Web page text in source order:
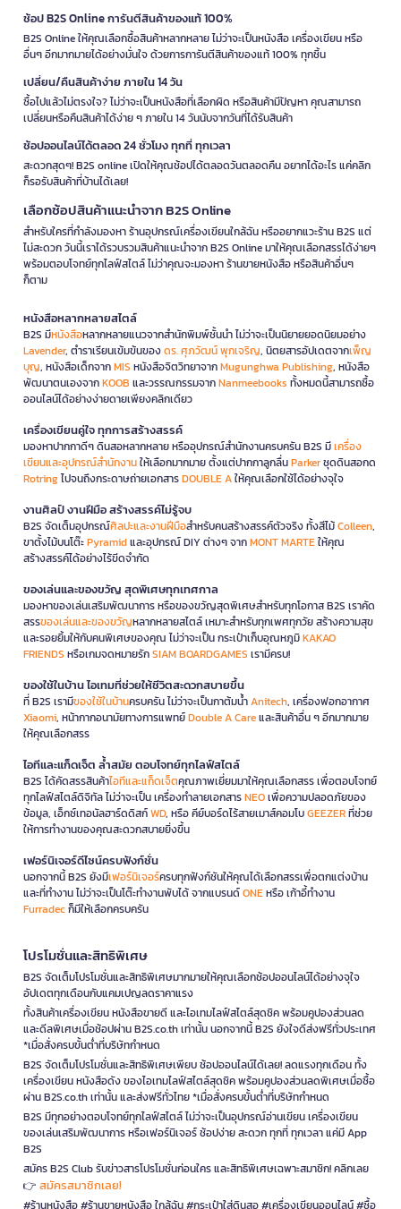
ช้อป B2S Online การันตีสินค้าของแท้ 100%
B2S Online ให้คุณเลือกซื้อสินค้าหลากหลาย ไม่ว่าจะเป็นหนังสือ เครื่องเขียน หรือ
อื่นๆ อีกมากมายได้อย่างมั่นใจ ด้วยการการันตีสินค้าของแท้ 100% ทุกชิ้น
เปลี่ยน/คืนสินค้าง่าย ภายใน 14 วัน
ซื้อไปแล้วไม่ตรงใจ? ไม่ว่าจะเป็นหนังสือที่เลือกผิด หรือสินค้ามีปัญหา คุณสามารถ
เปลี่ยนหรือคืนสินค้าได้ง่าย ๆ ภายใน 14 วันนับจากวันที่ได้รับสินค้า
ช้อปออนไลน์ได้ตลอด 24 ชั่วโมง ทุกที่ ทุกเวลา
สะดวกสุดๆ! B2S online เปิดให้คุณช้อปได้ตลอดวันตลอดคืน อยากได้อะไร แค่คลิก
ก็รอรับสินค้าที่บ้านได้เลย!
เลือกช้อปสินค้าแนะนำจาก B2S Online
สำหรับใครที่กำลังมองหา ร้านอุปกรณ์เครื่องเขียนใกล้ฉัน หรืออยากแวะร้าน B2S แต่
ไม่สะดวก วันนี้เราได้รวบรวมสินค้าแนะนำจาก B2S Online มาให้คุณเลือกสรรได้ง่ายๆ
พร้อมตอบโจทย์ทุกไลฟ์สไตล์ ไม่ว่าคุณจะมองหา ร้านขายหนังสือ หรือสินค้าอื่นๆ
ก็ตาม
หนังสือหลากหลายสไตล์
B2S มีหนังสือหลากหลายแนวจากสำนักพิมพ์ชั้นนำ ไม่ว่าจะเป็นนิยายยอดนิยมอย่าง
Lavender, ตำราเรียนเข้มข้นของดร. ศุภวัฒน์ พุกเจริญ, นิตยสารอัปเดตจากเพ็ญ
บุญ, หนังสือเด็กจากMIS หนังสือจิตวิทยาจากMugunghwa Publishing, หนังสือ
พัฒนาตนเองจากKOOB และวรรณกรรมจากNanmeebooks ทั้งหมดนี้สามารถซื้อ
ออนไลน์ได้อย่างง่ายดายเพียงคลิกเดียว
เครื่องเขียนคู่ใจ ทุกการสร้างสรรค์
มองหาปากกาดีๆ ดินสอหลากหลาย หรืออุปกรณ์สำนักงานครบครัน B2S มีเครื่อง
เขียนและอุปกรณ์สำนักงานให้เลือกมากมาย ตั้งแต่ปากกาลูกลื่นParkerชุดดินสอกด
Rotringไปจนถึงกระดาษถ่ายเอกสารDOUBLE Aให้คุณเลือกใช้ได้อย่างจุใจ
งานศิลป์ งานฝีมือ สร้างสรรค์ไม่รู้จบ
B2S จัดเต็มอุปกรณ์ศิลปะและงานฝีมือสำหรับคนสร้างสรรค์ตัวจริง ทั้งสีไม้Colleen,
ขาตั้งไม้บนโต๊ะPyramidและอุปกรณ์ DIY ต่างๆ จากMONT MARTEให้คุณ
สร้างสรรค์ได้อย่างไร้ขีดจำกัด
ของเล่นและของขวัญ สุดพิเศษทุกเทศกาล
มองหาของเล่นเสริมพัฒนาการ หรือของขวัญสุดพิเศษสำหรับทุกโอกาส B2S เราคัด
สรรของเล่นและของขวัญหลากหลายสไตล์ เหมาะสำหรับทุกเพศทุกวัย สร้างความสุข
และรอยยิ้มให้กับคนพิเศษของคุณ ไม่ว่าจะเป็น กระเป๋าเก็บอุณหภูมิKAKAO
FRIENDS หรือเกมจดหมายรักSIAM BOARDGAMES เรามีครบ!
ของใช้ในบ้าน ไอเทมที่ช่วยให้ชีวิตสะดวกสบายขึ้น
ที่ B2S เรามีของใช้ในบ้านครบครัน ไม่ว่าจะเป็นกาต้มน้ำAnitech, เครื่องฟอกอากาศ
Xiaomi, หน้ากากอนามัยทางการแพทย์Double A Careและสินค้าอื่น ๆ อีกมากมาย
ให้คุณเลือกสรร
ไอทีและแก็ดเจ็ต ล้ำสมัย ตอบโจทย์ทุกไลฟ์สไตล์
B2S ได้คัดสรรสินค้าไอทีและแก็ดเจ็ตคุณภาพเยี่ยมมาให้คุณเลือกสรร เพื่อตอบโจทย์
ทุกไลฟ์สไตล์ดิจิทัล ไม่ว่าจะเป็น เครื่องทำลายเอกสารNEOเพื่อความปลอดภัยของ
ข้อมูล, เอ็กซ์เทอนัลฮาร์ดดิสก์WD, หรือ คีย์บอร์ดไร้สายเมาส์คอมโบGEEZERที่ช่วย
ให้การทำงานของคุณสะดวกสบายยิ่งขึ้น
เฟอร์นิเจอร์ดีไซน์ครบฟังก์ชั่น
นอกจากนี้ B2S ยังมีเฟอร์นิเจอร์ครบทุกฟังก์ชันให้คุณได้เลือกสรรเพื่อตกแต่งบ้าน
และที่ทำงาน ไม่ว่าจะเป็นโต๊ะทำงานพับได้ จากแบรนด์ONEหรือ เก้าอี้ทำงาน
Furradecก็มีให้เลือกครบครัน
โปรโมชั่นและสิทธิพิเศษ
B2S จัดเต็มโปรโมชั่นและสิทธิพิเศษมากมายให้คุณเลือกช้อปออนไลน์ได้อย่างจุใจ
อัปเดตทุกเดือนกับแคมเปญลดราคาแรง
ทั้งสินค้าเครื่องเขียน หนังสือขายดี และไอเทมไลฟ์สไตล์สุดชิค พร้อมคูปองส่วนลด
และดีลพิเศษเมื่อช้อปผ่าน B2S.co.th เท่านั้น นอกจากนี้ B2S ยังใจดีส่งฟรีทั่วประเทศ
*เมื่อสั่งครบขั้นต่ำที่บริษัทกำหนด
B2S จัดเต็มโปรโมชั่นและสิทธิพิเศษเพียบ ช้อปออนไลน์ได้เลย! ลดแรงทุกเดือน ทั้ง
เครื่องเขียน หนังสือดัง ของไอเทมไลฟ์สไตล์สุดชิค พร้อมคูปองส่วนลดพิเศษเมื่อซื้อ
ผ่าน B2S.co.th เท่านั้น และส่งฟรีทั่วไทย *เมื่อสั่งครบขั้นต่ำที่บริษัทกำหนด
B2S มีทุกอย่างตอบโจทย์ทุกไลฟ์สไตล์ ไม่ว่าจะเป็นอุปกรณ์อ่านเขียน เครื่องเขียน
ของเล่นเสริมพัฒนาการ หรือเฟอร์นิเจอร์ ช้อปง่าย สะดวก ทุกที่ ทุกเวลา แค่มี App
B2S
สมัคร B2S Club รับข่าวสารโปรโมชั่นก่อนใคร และสิทธิพิเศษเฉพาะสมาชิก! คลิกเลย
👉 สมัครสมาชิกเลย!
#ร้านหนังสือ #ร้านขายหนังสือ ใกล้ฉัน #กระเป๋าใส่ดินสอ #เครื่องเขียนออนไลน์ #ซื้อ